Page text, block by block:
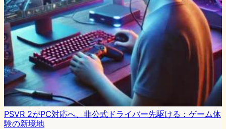
PSVR 2がPC対応へ、非公式ドライバー先駆ける：ゲーム体
験の新境地